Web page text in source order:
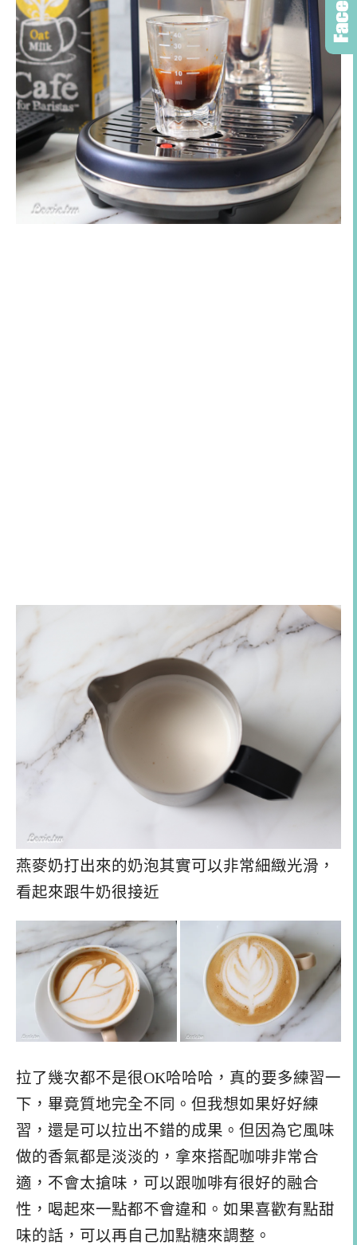
燕麥奶打出來的奶泡其實可以非常細緻光滑，
看起來跟牛奶很接近
拉了幾次都不是很OK哈哈哈，真的要多練習一
下，畢竟質地完全不同。但我想如果好好練
習，還是可以拉出不錯的成果。但因為它風味
做的香氣都是淡淡的，拿來搭配咖啡非常合
適，不會太搶味，可以跟咖啡有很好的融合
性，喝起來一點都不會違和。如果喜歡有點甜
味的話，可以再自己加點糖來調整。